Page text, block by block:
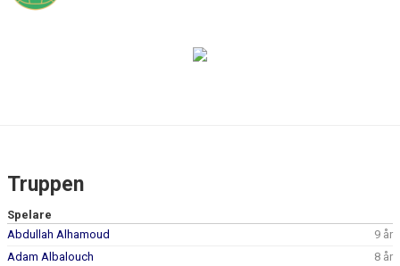
HEM
BILDGALLERI
DOKUMENT
Truppen
Spelare
Abdullah Alhamoud
9 år
Adam Albalouch
8 år